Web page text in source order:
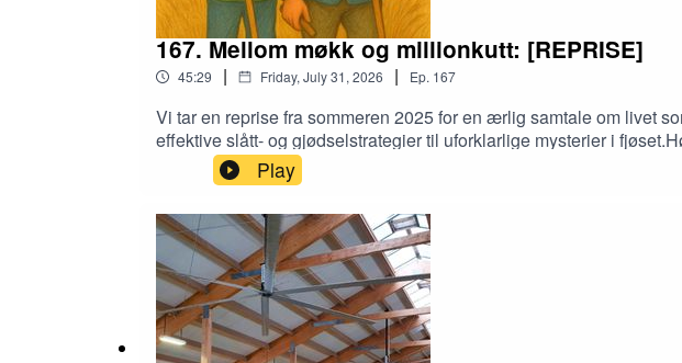
167. Mellom møkk og millionkutt: [REPRISE]
45:29 | Friday, July 31, 2026 | Ep. 167
Vi tar en reprise fra sommeren 2025 for en ærlig samtale om livet
effektive slått- og gjødselstrategier til uforklarlige mysterier i
hvilke konsekvenser det har for landbrukets fremtid. En episode
få et unikt innblikk fra krybbekanten!Dagens vert er Kjetil Olsen,
til: podkast@fjossystemer.no
Play